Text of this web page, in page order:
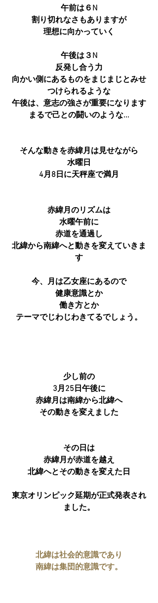
午前は６N
割り切れなさもありますが
理想に向かっていく
午後は３N
反発し合う力
向かい側にあるものをまじまじとみせ
つけられるような
午後は、意志の強さが重要になります
まるで己との闘いのような...
そんな動きを赤緯月は見せながら
水曜日
4月8日に天秤座で満月
赤緯月のリズムは
水曜午前に
赤道を通過し
北緯から南緯へと動きを変えていきま
す
今、月は乙女座にあるので
健康意識とか
働き方とか
テーマでじわじわきてるでしょう。
少し前の
3月25日午後に
赤緯月は南緯から北緯へ
その動きを変えました
その日は
赤緯月が赤道を越え
北緯へとその動きを変えた日
東京オリンピック延期が正式発表され
ました。
北緯は社会的意識であり
南緯は集団的意識です。